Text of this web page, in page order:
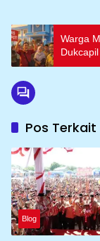
Warga
Pos Terkait
Blog